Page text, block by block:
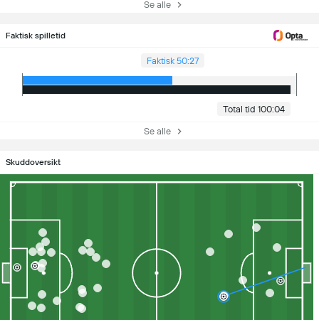
Se alle
Faktisk spilletid
Faktisk 50:27
Total tid 100:04
Se alle
Skuddoversikt